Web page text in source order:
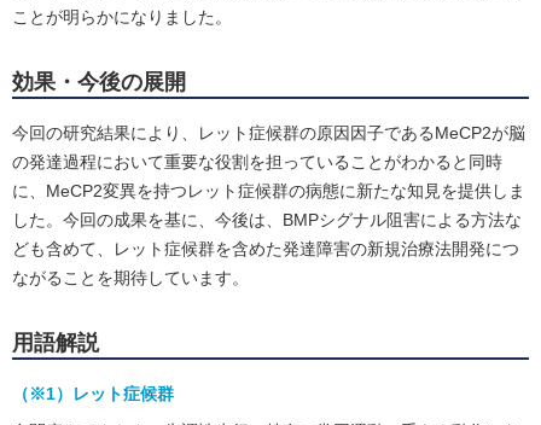
ことが明らかになりました。
効果・今後の展開
今回の研究結果により、レット症候群の原因因子であるMeCP2が脳
の発達過程において重要な役割を担っていることがわかると同時
に、MeCP2変異を持つレット症候群の病態に新たな知見を提供しま
した。今回の成果を基に、今後は、BMPシグナル阻害による方法な
ども含めて、レット症候群を含めた発達障害の新規治療法開発につ
ながることを期待しています。
用語解説
（※1）レット症候群